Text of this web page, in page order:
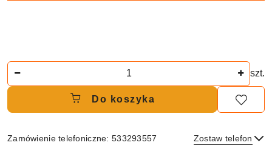
szt.
Do koszyka
Zamówienie telefoniczne: 533293557 Zostaw telefon